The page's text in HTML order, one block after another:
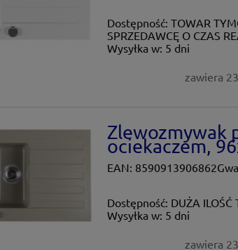
Dostępność: TOWAR
SPRZEDAWCĘ O CZAS
Wysyłka w: 5 dni
zawiera
Zlewozmywak
ociekaczem,
EAN:
Dostępność: DUŻA ILOŚĆ
Wysyłka w: 5 dni
zawiera